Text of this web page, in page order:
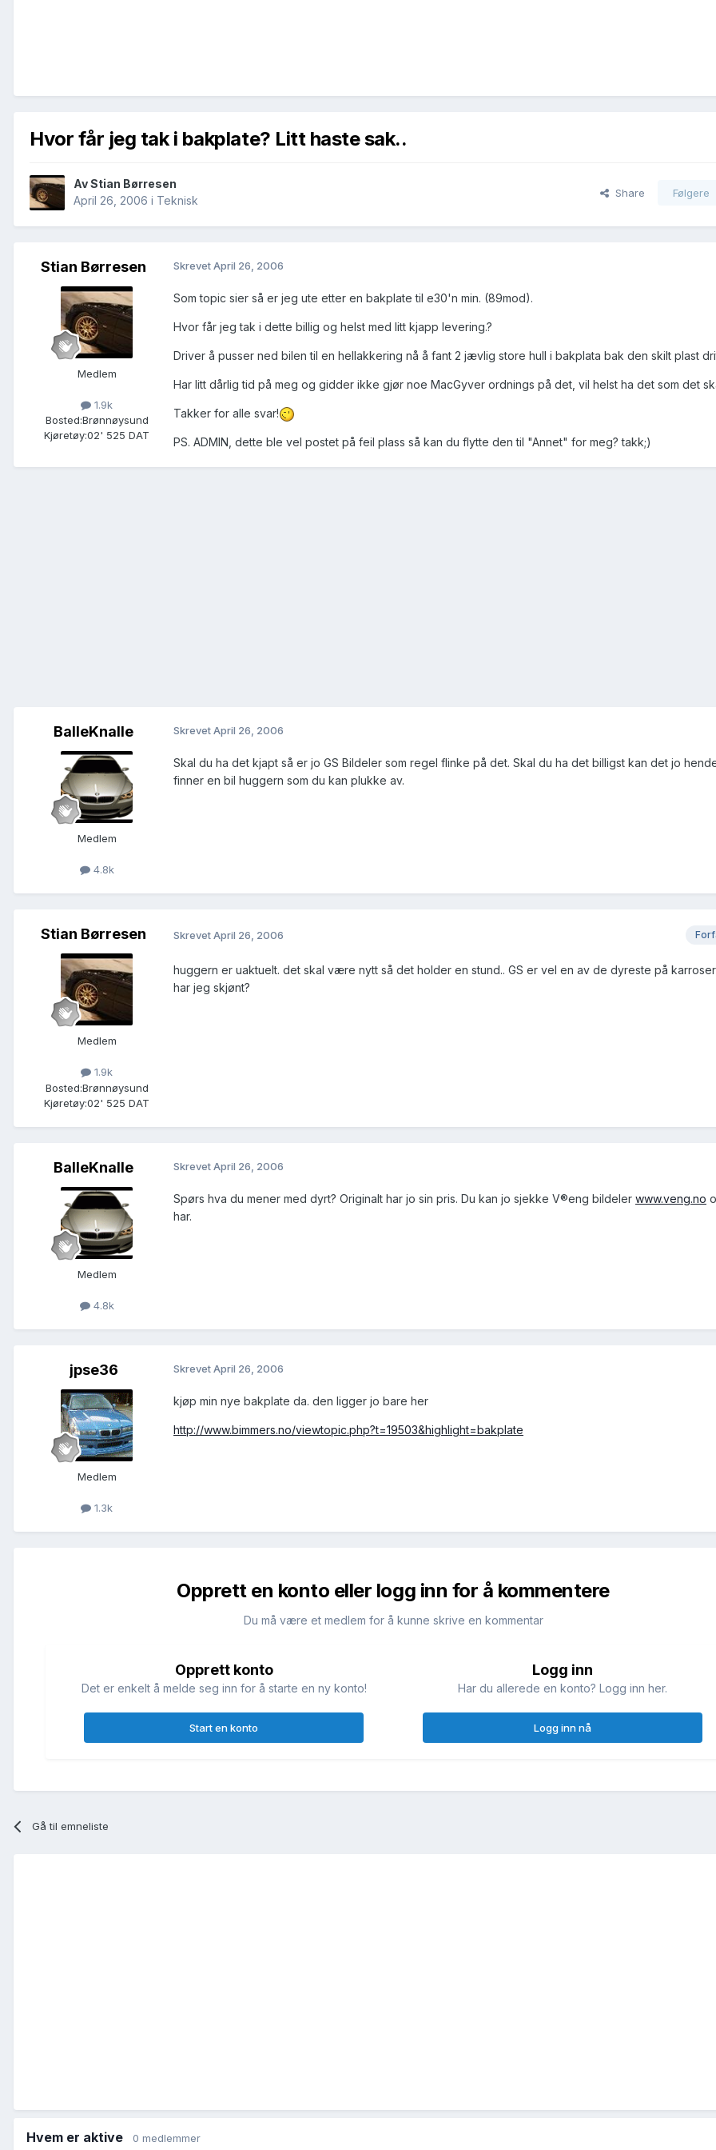
Hvor får jeg tak i bakplate? Litt haste sak..
AvStian Børresen
April 26, 2006 i Teknisk
Share Følgere
Stian Børresen
Medlem
1.9k
Bosted:Brønnøysund
Kjøretøy:02' 525 DAT
SkrevetApril 26, 2006
Som topic sier så er jeg ute etter en bakplate til e30'n min. (89mod).
Hvor får jeg tak i dette billig og helst med litt kjapp levering.?
Driver å pusser ned bilen til en hellakkering nå å fant 2 jævlig store hull i bakplata bak den skilt plast
Har litt dårlig tid på meg og gidder ikke gjør noe MacGyver ordnings på det, vil helst ha det som det
Takker for alle svar!
PS. ADMIN, dette ble vel postet på feil plass så kan du flytte den til "Annet" for meg? takk;)
BalleKnalle
Medlem
4.8k
SkrevetApril 26, 2006
Skal du ha det kjapt så er jo GS Bildeler som regel flinke på det. Skal du ha det billigst kan det jo
finner en bil huggern som du kan plukke av.
Stian Børresen
Medlem
1.9k
Bosted:Brønnøysund
Kjøretøy:02' 525 DAT
SkrevetApril 26, 2006
huggern er uaktuelt. det skal være nytt så det holder en stund.. GS er vel en av de dyreste på
har jeg skjønt?
BalleKnalle
Medlem
4.8k
SkrevetApril 26, 2006
Spørs hva du mener med dyrt? Originalt har jo sin pris. Du kan jo sjekke V®eng bildeler www.veng.no
har.
jpse36
Medlem
1.3k
SkrevetApril 26, 2006
kjøp min nye bakplate da. den ligger jo bare her
http://www.bimmers.no/viewtopic.php?t=19503&highlight=bakplate
Opprett en konto eller logg inn for å kommentere
Du må være et medlem for å kunne skrive en kommentar
Opprett konto
Det er enkelt å melde seg inn for å starte en ny konto!
Start en konto
Logg inn
Har du allerede en konto? Logg inn her.
Logg inn nå
Gå til emneliste
Hvem er aktive 0 medlemmer